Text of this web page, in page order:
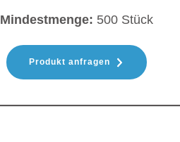
Mindestmenge: 500 Stück
Produkt anfragen